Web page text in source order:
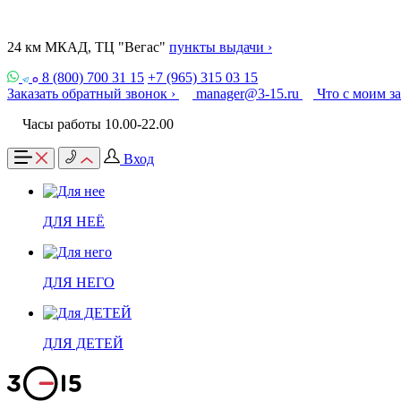
24 км МКАД, ТЦ "Вегас" пункты выдачи ›
8 (800) 700 31 15 +7 (965) 315 03 15
Заказать обратный звонок ›
manager@3-15.ru
Что с моим
Часы работы 10.00-22.00
Вход
ДЛЯ НЕЁ
ДЛЯ НЕГО
ДЛЯ ДЕТЕЙ